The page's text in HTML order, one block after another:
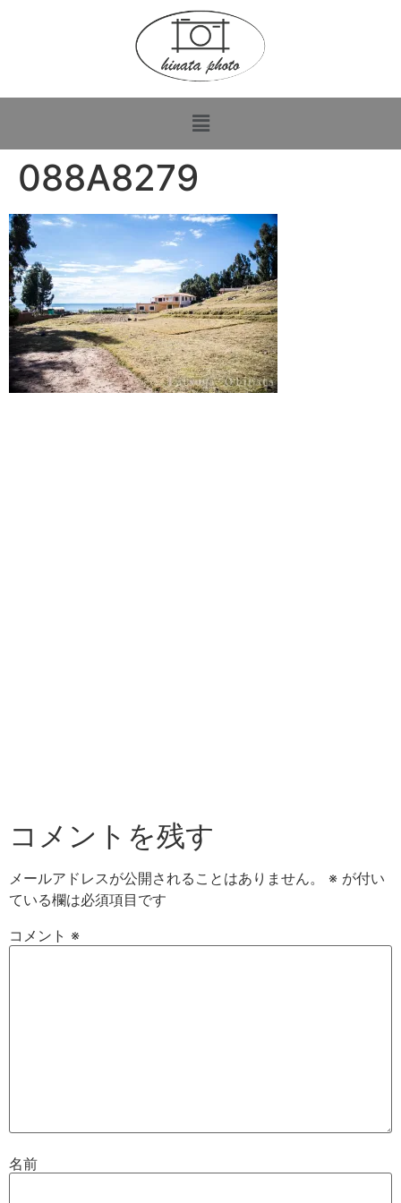
088A8279
コメントを残す
メールアドレスが公開されることはありません。 ※ が付い
ている欄は必須項目です
コメント ※
名前